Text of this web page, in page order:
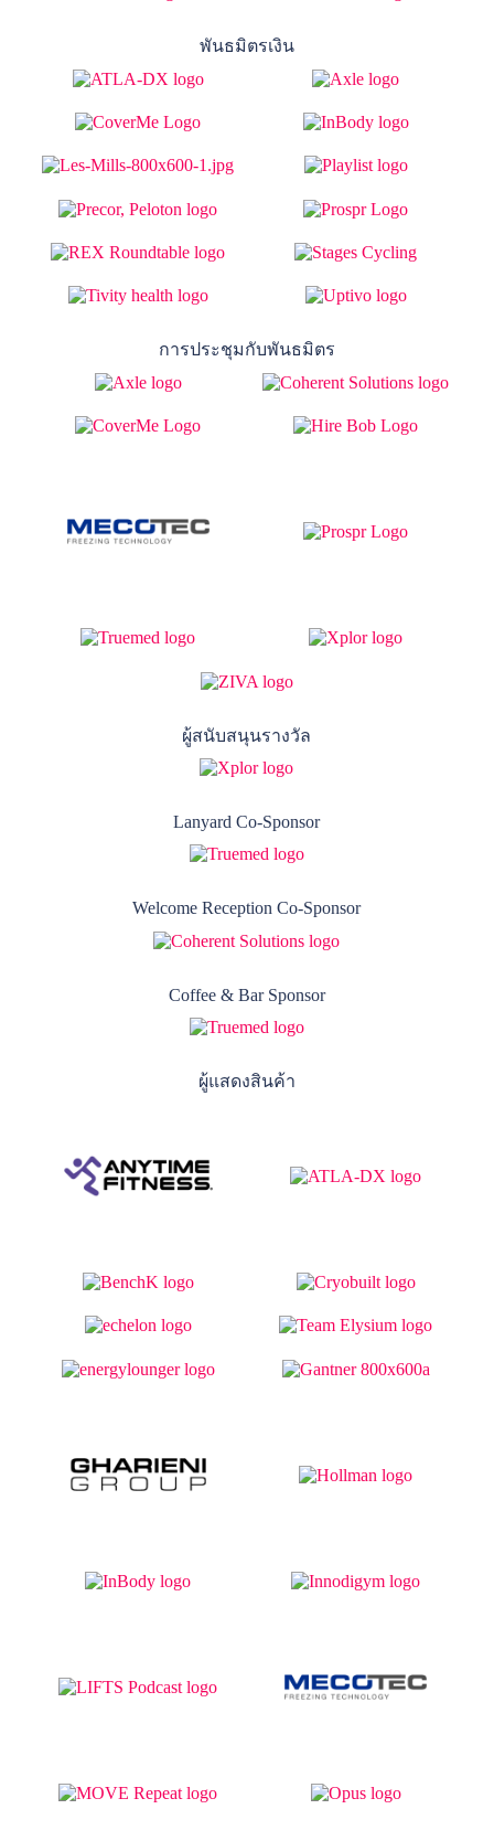
พันธมิตรเงิน
การประชุมกับพันธมิตร
ผู้สนับสนุนรางวัล
Lanyard Co-Sponsor
Welcome Reception Co-Sponsor
Coffee & Bar Sponsor
ผู้แสดงสินค้า